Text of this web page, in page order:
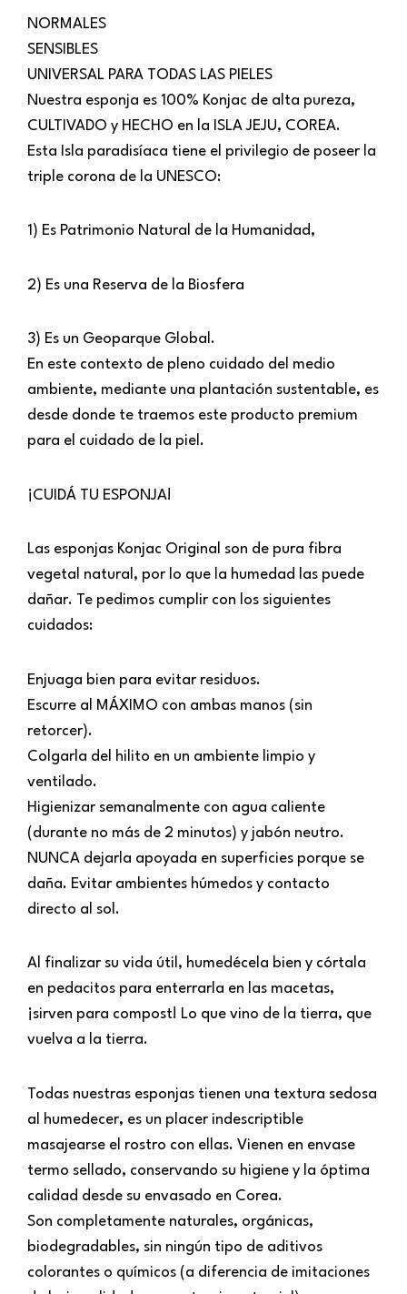
NORMALES
SENSIBLES
UNIVERSAL PARA TODAS LAS PIELES
Nuestra esponja es 100% Konjac de alta pureza,
CULTIVADO y HECHO en la ISLA JEJU, COREA.
Esta Isla paradisíaca tiene el privilegio de poseer la
triple corona de la UNESCO:
1) Es Patrimonio Natural de la Humanidad,
2) Es una Reserva de la Biosfera
3) Es un Geoparque Global.
En este contexto de pleno cuidado del medio
ambiente, mediante una plantación sustentable, es
desde donde te traemos este producto premium
para el cuidado de la piel.
¡CUIDÁ TU ESPONJA!
Las esponjas Konjac Original son de pura fibra
vegetal natural, por lo que la humedad las puede
dañar. Te pedimos cumplir con los siguientes
cuidados:
Enjuaga bien para evitar residuos.
Escurre al MÁXIMO con ambas manos (sin
retorcer).
Colgarla del hilito en un ambiente limpio y
ventilado.
Higienizar semanalmente con agua caliente
(durante no más de 2 minutos) y jabón neutro.
NUNCA dejarla apoyada en superficies porque se
daña. Evitar ambientes húmedos y contacto
directo al sol.
Al finalizar su vida útil, humedécela bien y córtala
en pedacitos para enterrarla en las macetas,
¡sirven para compost! Lo que vino de la tierra, que
vuelva a la tierra.
Todas nuestras esponjas tienen una textura sedosa
al humedecer, es un placer indescriptible
masajearse el rostro con ellas. Vienen en envase
termo sellado, conservando su higiene y la óptima
calidad desde su envasado en Corea.
Son completamente naturales, orgánicas,
biodegradables, sin ningún tipo de aditivos
colorantes o químicos (a diferencia de imitaciones